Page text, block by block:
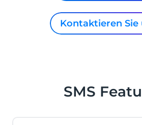
Kontaktieren Sie
SMS